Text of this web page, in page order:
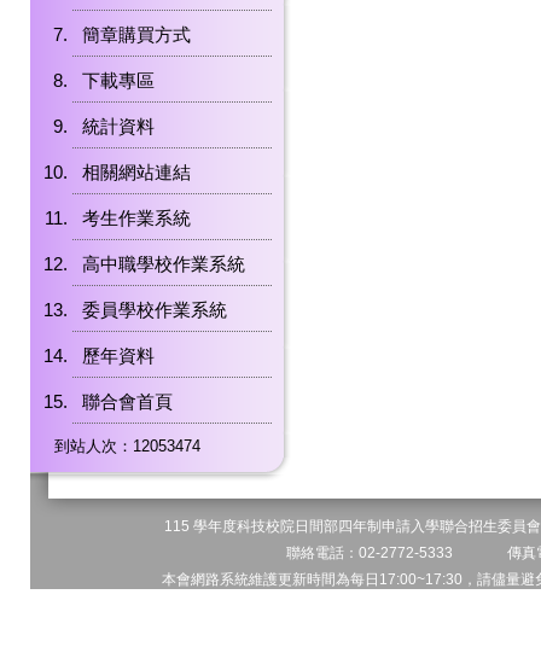
簡章購買方式
下載專區
統計資料
相關網站連結
考生作業系統
高中職學校作業系統
委員學校作業系統
歷年資料
聯合會首頁
到站人次：12053474
115 學年度科技校院日間部四年制申請入學聯合招生委
聯絡電話：02-2772-5333 傳
本會網路系統維護更新時間為每日17:00~17:30，請儘量